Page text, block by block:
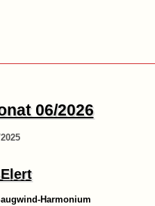
06/2026
Harmonium